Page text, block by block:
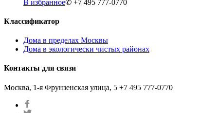
В избранное✆ +7 495 777-0770
Классификатор
Дома в пределах Москвы
Дома в экологически чистых районах
Контакты для связи
Москва, 1-я Фрунзенская улица, 5 +7 495 777-0770